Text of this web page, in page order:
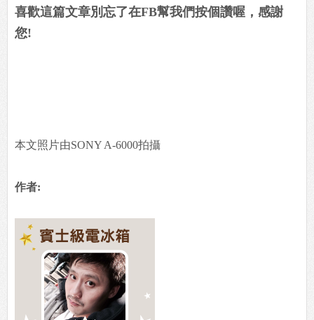
喜歡這篇文章別忘了在FB幫我們按個讚喔，感謝
您!
本文照片由SONY A-6000拍攝
作者: